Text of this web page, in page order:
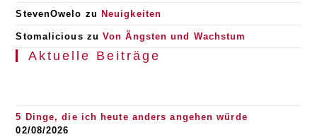
StevenOwelo zu Neuigkeiten
Stomalicious zuVon Ängsten und Wachstum
Aktuelle Beiträge
5 Dinge, die ich heute anders angehen würde
02/08/2026